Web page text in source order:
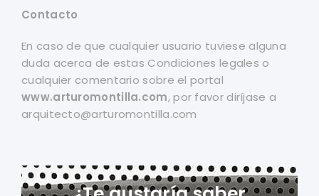
Contacto
En caso de que cualquier usuario tuviese alguna
duda acerca de estas Condiciones legales o
cualquier comentario sobre el portal
www.arturomontilla.com, por favor diríjase a
arquitecto@arturomontilla.com